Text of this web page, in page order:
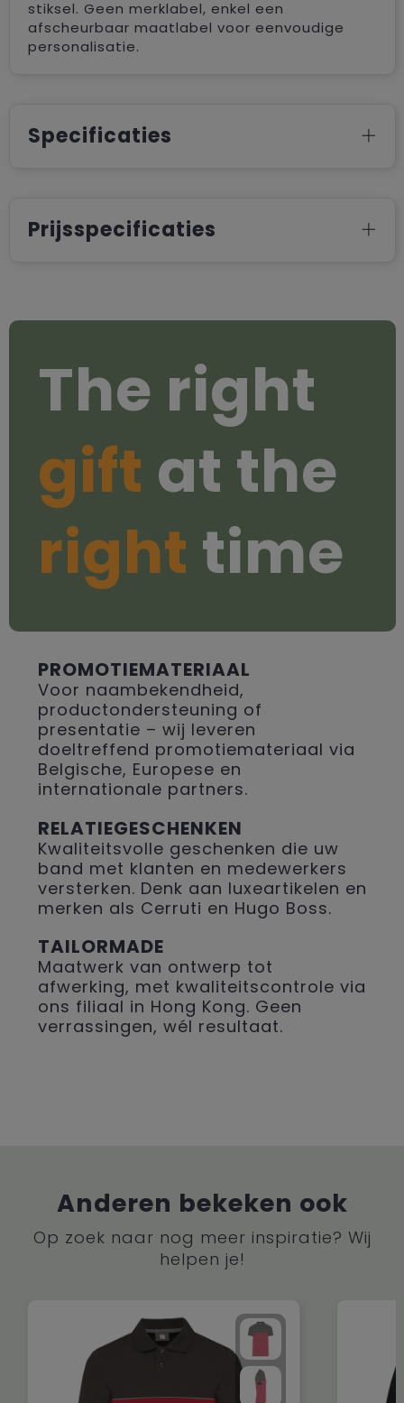
stiksel. Geen merklabel, enkel een
afscheurbaar maatlabel voor eenvoudige
personalisatie.
Specificaties
Prijsspecificaties
The right
gift at the
right time
PROMOTIEMATERIAAL
Voor naambekendheid,
productondersteuning of
presentatie – wij leveren
doeltreffend promotiemateriaal via
Belgische, Europese en
internationale partners.
RELATIEGESCHENKEN
Kwaliteitsvolle geschenken die uw
band met klanten en medewerkers
versterken. Denk aan luxeartikelen en
merken als Cerruti en Hugo Boss.
TAILORMADE
Maatwerk van ontwerp tot
afwerking, met kwaliteitscontrole via
ons filiaal in Hong Kong. Geen
verrassingen, wél resultaat.
Anderen bekeken ook
Op zoek naar nog meer inspiratie? Wij
helpen je!